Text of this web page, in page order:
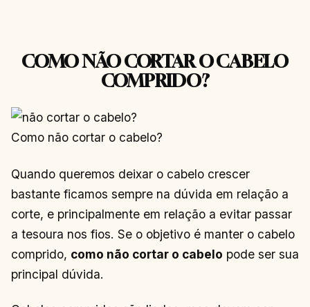
COMO NÃO CORTAR O CABELO
COMPRIDO?
Como não cortar o cabelo?
Quando queremos deixar o cabelo crescer
bastante ficamos sempre na dúvida em relação a
corte, e principalmente em relação a evitar passar
a tesoura nos fios. Se o objetivo é manter o cabelo
comprido, como não cortar o cabelo pode ser sua
principal dúvida.